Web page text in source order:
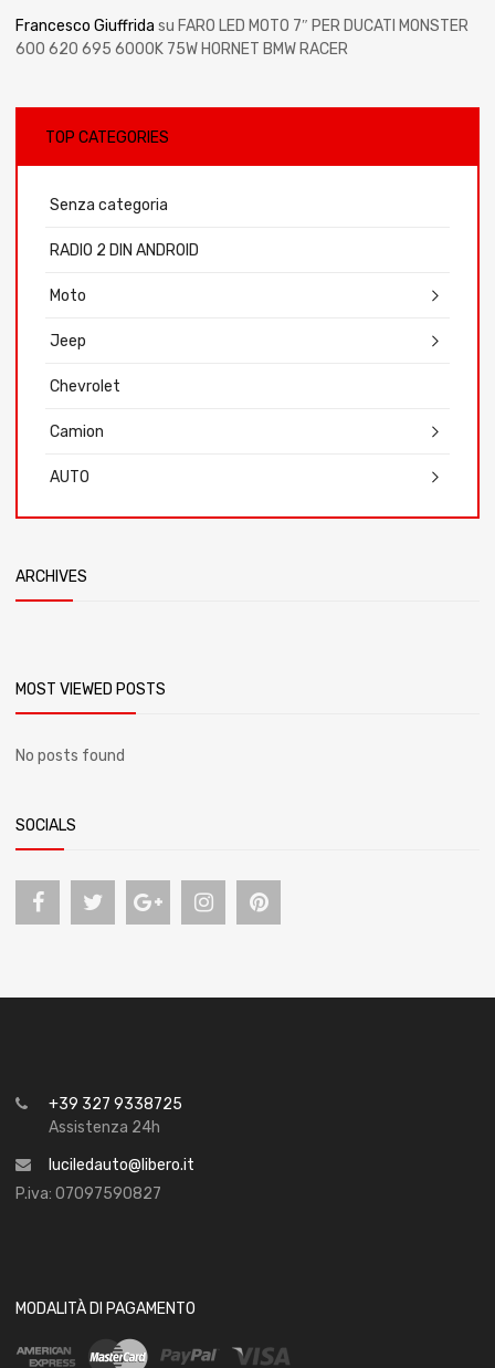
Francesco Giuffrida su FARO LED MOTO 7″ PER DUCATI MONSTER
600 620 695 6000K 75W HORNET BMW RACER
TOP CATEGORIES
Senza categoria
RADIO 2 DIN ANDROID
Moto
Jeep
Chevrolet
Camion
AUTO
ARCHIVES
MOST VIEWED POSTS
No posts found
SOCIALS
+39 327 9338725
Assistenza 24h
luciledauto@libero.it
P.iva: 07097590827
MODALITÀ DI PAGAMENTO